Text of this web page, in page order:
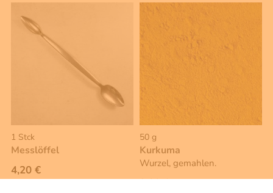
1 Stck
Messlöffel
4,20 €
50 g
Kurkuma
Wurzel, gemahlen.
2,80 €